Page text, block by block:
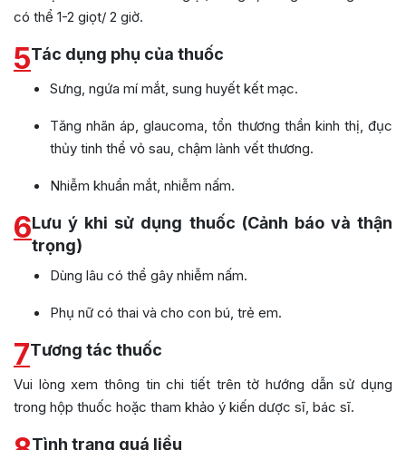
có thể 1-2 giọt/ 2 giờ.
5Tác dụng phụ của thuốc
Sưng, ngứa mí mắt, sung huyết kết mạc.
Tăng nhãn áp, glaucoma, tổn thương thần kinh thị, đục
thủy tinh thể vỏ sau, chậm lành vết thương.
Nhiễm khuẩn mắt, nhiễm nấm.
6Lưu ý khi sử dụng thuốc (Cảnh báo và thận
trọng)
Dùng lâu có thể gây nhiễm nấm.
Phụ nữ có thai và cho con bú, trẻ em.
7Tương tác thuốc
Vui lòng xem thông tin chi tiết trên tờ hướng dẫn sử dụng
trong hộp thuốc hoặc tham khảo ý kiến dược sĩ, bác sĩ.
Tình trạng quá liều